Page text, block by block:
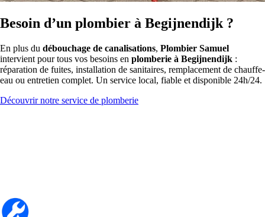
Besoin d’un plombier à Begijnendijk ?
En plus du débouchage de canalisations, Plombier Samuel
intervient pour tous vos besoins en plomberie à Begijnendijk :
réparation de fuites, installation de sanitaires, remplacement de chauffe-
eau ou entretien complet. Un service local, fiable et disponible 24h/24.
Découvrir notre service de plomberie